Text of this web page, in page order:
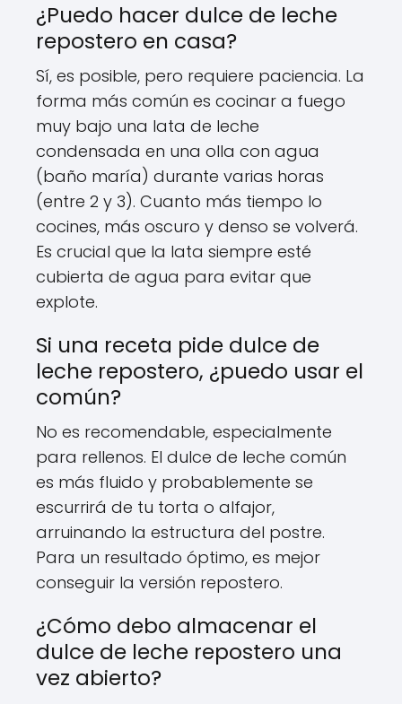
¿Puedo hacer dulce de leche
repostero en casa?
Sí, es posible, pero requiere paciencia. La
forma más común es cocinar a fuego
muy bajo una lata de leche
condensada en una olla con agua
(baño maría) durante varias horas
(entre 2 y 3). Cuanto más tiempo lo
cocines, más oscuro y denso se volverá.
Es crucial que la lata siempre esté
cubierta de agua para evitar que
explote.
Si una receta pide dulce de
leche repostero, ¿puedo usar el
común?
No es recomendable, especialmente
para rellenos. El dulce de leche común
es más fluido y probablemente se
escurrirá de tu torta o alfajor,
arruinando la estructura del postre.
Para un resultado óptimo, es mejor
conseguir la versión repostero.
¿Cómo debo almacenar el
dulce de leche repostero una
vez abierto?